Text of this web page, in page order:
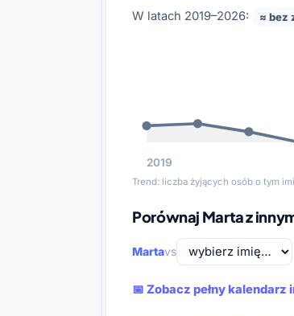
W latach 2019–2026: ≈ bez
2019
Trend: liczba żyjących osób o tym
Porównaj Marta z
Martavs
📅 Zobacz pełny